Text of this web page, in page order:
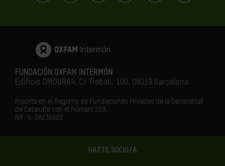
HAZTE SOCIO/A
FUNDACIÓN OXFAM INTERMÓN
Edificio DMOURA4. C/ Treball, 100. 08019 Barcelona
Inscrita en el Registro de Fundaciones Privadas de la Generalitat
de Cataluña con el número 259.
NIF: G-58236803
LA IGUALDAD ES EL FUTURO